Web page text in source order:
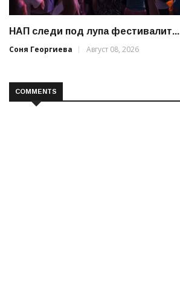
НАП следи под лупа фестивалит...
Соня Георгиева
Август 08, 2026
COMMENTS